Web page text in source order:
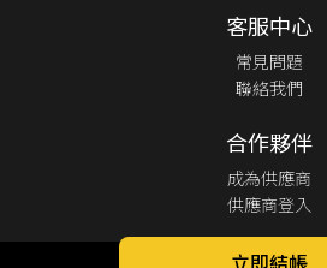
立即結帳
客服中心
常見問題
聯絡我們
合作夥伴
成為供應商
供應商登入